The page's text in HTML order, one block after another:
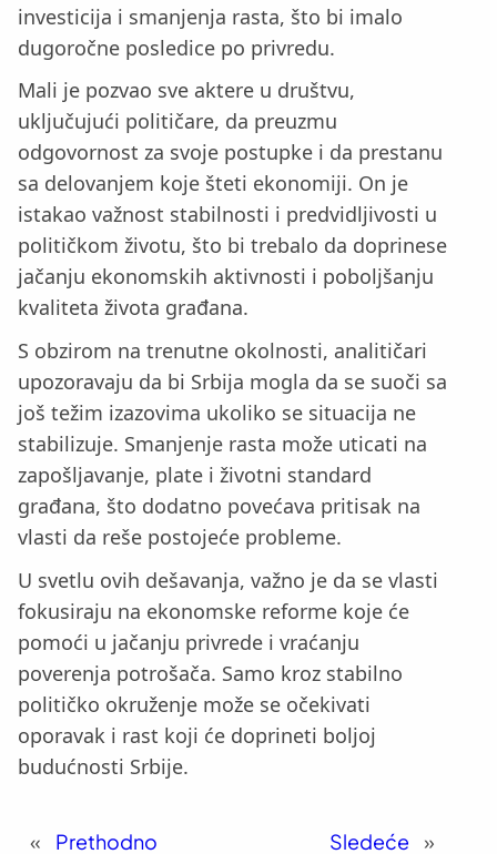
investicija i smanjenja rasta, što bi imalo
dugoročne posledice po privredu.
Mali je pozvao sve aktere u društvu,
uključujući političare, da preuzmu
odgovornost za svoje postupke i da prestanu
sa delovanjem koje šteti ekonomiji. On je
istakao važnost stabilnosti i predvidljivosti u
političkom životu, što bi trebalo da doprinese
jačanju ekonomskih aktivnosti i poboljšanju
kvaliteta života građana.
S obzirom na trenutne okolnosti, analitičari
upozoravaju da bi Srbija mogla da se suoči sa
još težim izazovima ukoliko se situacija ne
stabilizuje. Smanjenje rasta može uticati na
zapošljavanje, plate i životni standard
građana, što dodatno povećava pritisak na
vlasti da reše postojeće probleme.
U svetlu ovih dešavanja, važno je da se vlasti
fokusiraju na ekonomske reforme koje će
pomoći u jačanju privrede i vraćanju
poverenja potrošača. Samo kroz stabilno
političko okruženje može se očekivati
oporavak i rast koji će doprineti boljoj
budućnosti Srbije.
« Prethodno Sledeće »